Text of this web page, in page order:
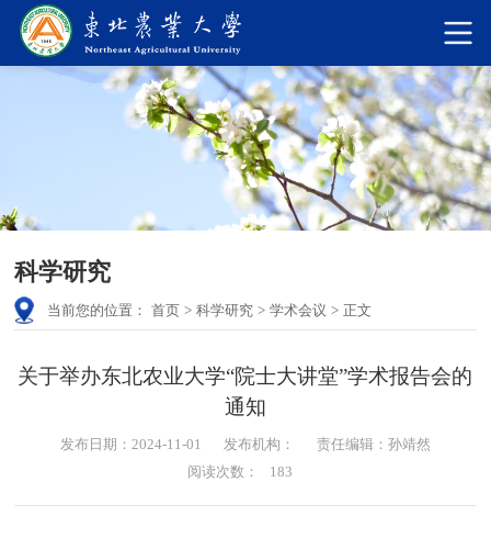
科学研究
当前您的位置： 首页 > 科学研究 > 学术会议 > 正文
关于举办东北农业大学“院士大讲堂”学术报告会的
通知
发布日期：2024-11-01 发布机构：
责任编辑：孙靖然
阅读次数：
183